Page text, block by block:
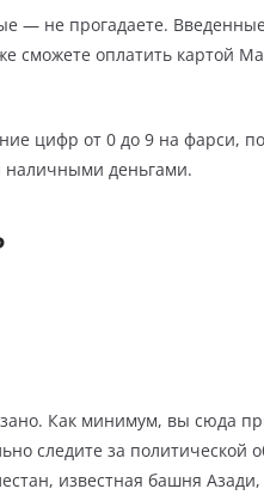
— не прогадаете.
сможете оплатить картой
цифр от 0 до 9 на фарси,
деньгами.
Как минимум, вы сюда
следите за политической
известная башня